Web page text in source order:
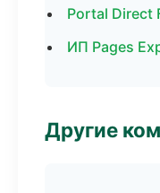
Portal Direct
ИП Pages
Другие